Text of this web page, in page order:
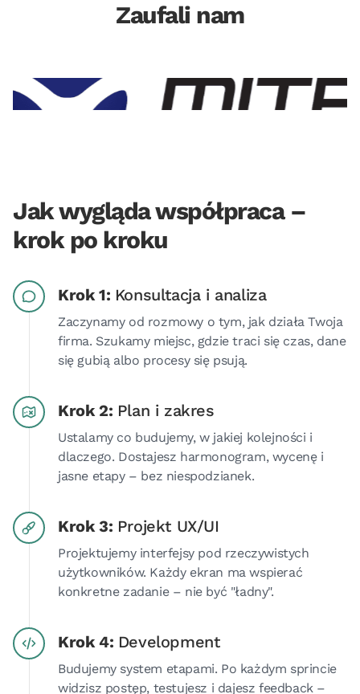
Zaufali nam
Jak wygląda współpraca –
krok po kroku
Krok 1: Konsultacja i analiza
Zaczynamy od rozmowy o tym, jak działa Twoja
firma. Szukamy miejsc, gdzie traci się czas, dane
się gubią albo procesy się psują.
Krok 2: Plan i zakres
Ustalamy co budujemy, w jakiej kolejności i
dlaczego. Dostajesz harmonogram, wycenę i
jasne etapy – bez niespodzianek.
Krok 3: Projekt UX/UI
Projektujemy interfejsy pod rzeczywistych
użytkowników. Każdy ekran ma wspierać
konkretne zadanie – nie być "ładny".
Krok 4: Development
Budujemy system etapami. Po każdym sprincie
widzisz postęp, testujesz i dajesz feedback –